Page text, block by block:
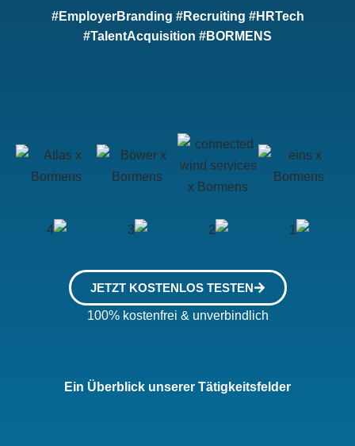
#EmployerBranding #Recruiting #HRTech
#TalentAcquisition #BORMENS
JETZT KOSTENLOS TESTEN
100% kostenfrei & unverbindlich
Ein Überblick unserer Tätigkeitsfelder